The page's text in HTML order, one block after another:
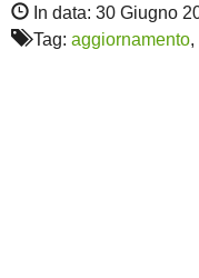
In data: 30 Giugno
Tag: aggiornamento,